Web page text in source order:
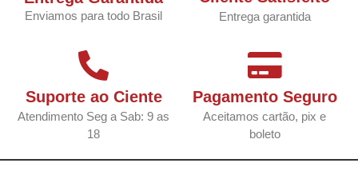
Enviamos para todo Brasil Entrega garantida
Suporte ao Ciente
Atendimento Seg a Sab: 9 as
18
Pagamento Seguro
Aceitamos cartão, pix e
boleto